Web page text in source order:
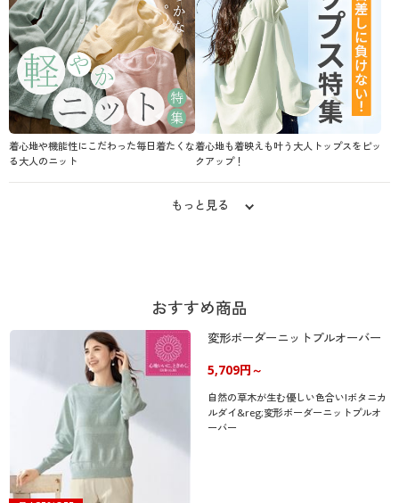
着心地や機能性にこだわった毎日着たくな
る大人のニット
着心地も着映えも叶う大人トップスをピッ
クアップ！
もっと見る
おすすめ商品
変形ボーダーニットプルオーバー
5,709円～
自然の草木が生む優しい色合い!ボタニカ
ルダイ&reg;変形ボーダーニットプルオ
ーバー